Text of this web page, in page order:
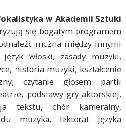
w Akademii Sztuki
się bogatym programem
można między innymi
włoski, zasady muzyki,
historia muzyki, kształcenie
czytanie głosem partii
podstawy gry aktorskiej,
tekstu, chór kameralny,
muzyka, lektorat języka